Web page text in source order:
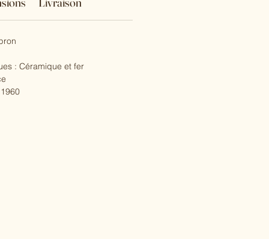
: Céramique et fer